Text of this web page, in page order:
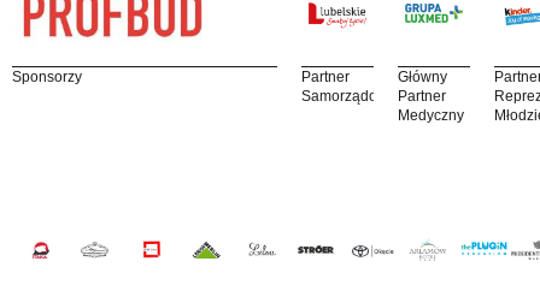
Sponsorzy
Partner
Samorządowy
Główny
Partner
Medyczny